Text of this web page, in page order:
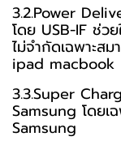
3.2.Power
โดย USB-IF ช่ว
ไม่จำกัดเฉพาะส
ipad macbook
3.3.Super
Samsung โดยเ
Samsung